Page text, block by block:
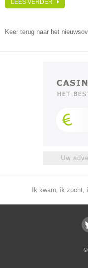
LEES VERDER
Keer terug naar het
Uw
Ik kwam, ik zocht,
©